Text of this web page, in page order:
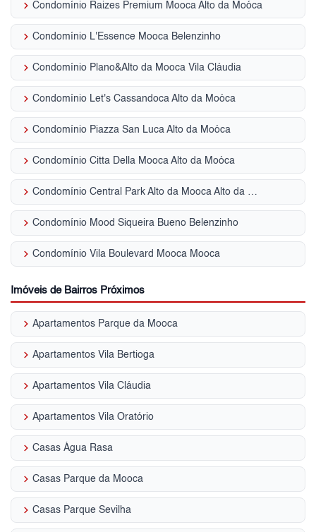
keyboard_arrow_right Condomínio Raizes Premium Mooca Alto da Moóca
keyboard_arrow_right Condomínio L'Essence Mooca Belenzinho
keyboard_arrow_right Condomínio Plano&Alto da Mooca Vila Cláudia
keyboard_arrow_right Condomínio Let's Cassandoca Alto da Moóca
keyboard_arrow_right Condomínio Piazza San Luca Alto da Moóca
keyboard_arrow_right Condomínio Citta Della Mooca Alto da Moóca
keyboard_arrow_right Condomínio Central Park Alto da Mooca Alto da Moóca
keyboard_arrow_right Condomínio Mood Siqueira Bueno Belenzinho
keyboard_arrow_right Condomínio Vila Boulevard Mooca Mooca
Imóveis de Bairros Próximos
keyboard_arrow_right Apartamentos Parque da Mooca
keyboard_arrow_right Apartamentos Vila Bertioga
keyboard_arrow_right Apartamentos Vila Cláudia
keyboard_arrow_right Apartamentos Vila Oratório
keyboard_arrow_right Casas Água Rasa
keyboard_arrow_right Casas Parque da Mooca
keyboard_arrow_right Casas Parque Sevilha